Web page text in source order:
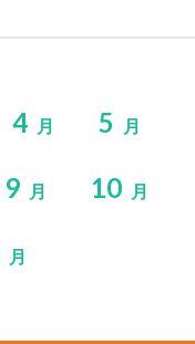
4 月 5 月
9 月 10 月
月